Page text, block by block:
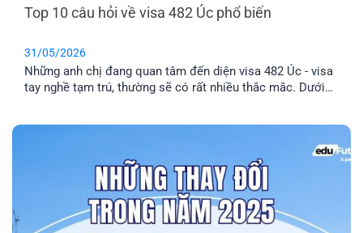
Top 10 câu hỏi về visa 482 Úc phổ biến
31/05/2026
Những anh chị đang quan tâm đến diện visa 482 Úc - visa
tay nghề tạm trú, thường sẽ có rất nhiều thắc mắc. Dưới